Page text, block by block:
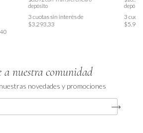
depósito
3cuotas sin interés de
$3.293,33
depósito
3
a nuestra comunidad
novedades y promociones